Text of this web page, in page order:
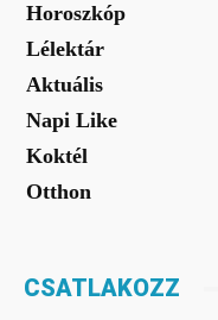
Horoszkóp
Lélektár
Aktuális
Napi Like
Koktél
Otthon
CSATLAKOZZ